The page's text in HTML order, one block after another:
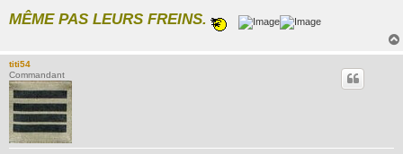
MÊME PAS LEURS FREINS.
titi54
Commandant